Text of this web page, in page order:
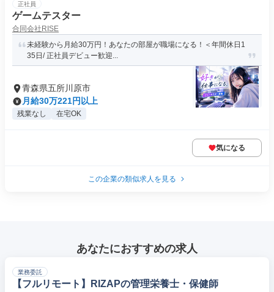
正社員
ゲームテスター
合同会社RISE
未経験から月給30万円！あなたの部屋が職場になる！＜年間休日1
35日/ 正社員デビュー歓迎...
青森県五所川原市
月給30万221円以上
残業なし 在宅OK
気になる
この企業の類似求人を見る
あなたにおすすめの求人
業務委託
【フルリモート】RIZAPの管理栄養士・保健師